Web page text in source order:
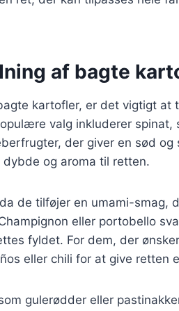
af bagte
kartofler, er det vigtigt at
valg inkluderer spinat,
der giver en sød og
og aroma til retten.
de tilføjer en umami-smag,
eller portobello
fyldet. For dem, der
eller chili for at give retten
gulerødder eller